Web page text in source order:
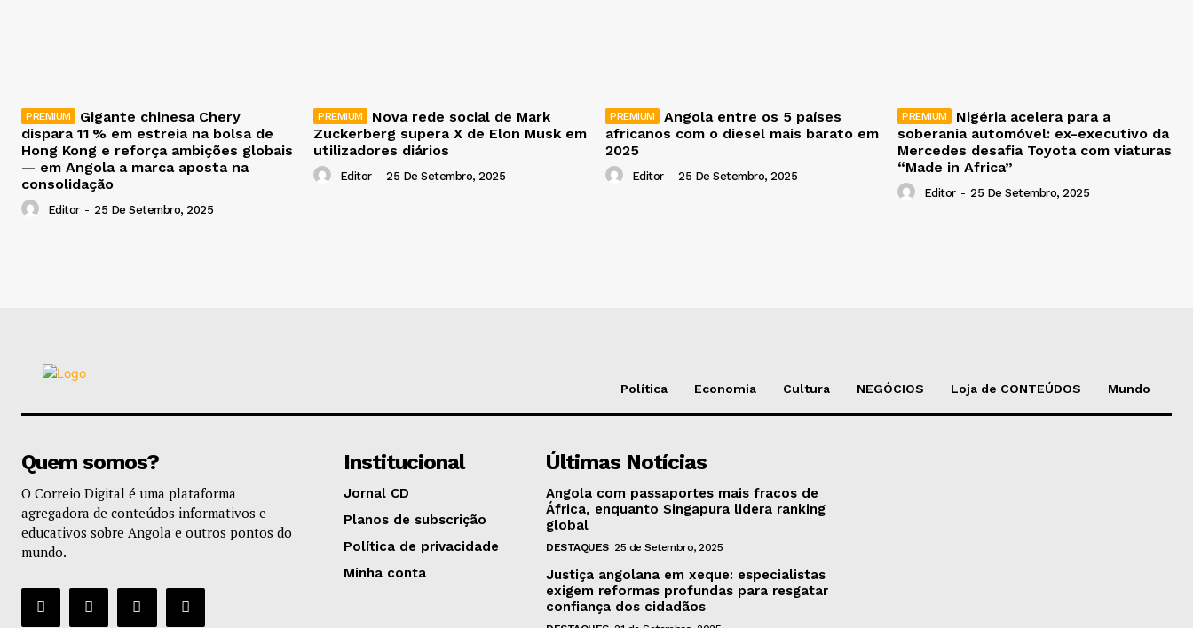
Gigante chinesa Chery
dispara 11 % em estreia na bolsa de
Hong Kong e reforça ambições globais
— em Angola a marca aposta na
consolidação
Editor - 25 De Setembro, 2025
Nova rede social de Mark
Zuckerberg supera X de Elon Musk em
utilizadores diários
Editor - 25 De Setembro, 2025
Angola entre os 5 países
africanos com o diesel mais barato em
2025
Editor - 25 De Setembro, 2025
Nigéria acelera para a
soberania automóvel: ex-executivo da
Mercedes desafia Toyota com viaturas
“Made in Africa”
Editor - 25 De Setembro, 2025
Política Economia Cultura NEGÓCIOS Loja de CONTEÚDOS Mundo
Quem somos?
O Correio Digital é uma plataforma
agregadora de conteúdos informativos e
educativos sobre Angola e outros pontos do
mundo.
Institucional
Jornal CD
Planos de subscrição
Política de privacidade
Minha conta
Últimas Notícias
Angola com passaportes mais fracos de
África, enquanto Singapura lidera ranking
global
DESTAQUES 25 de Setembro, 2025
Justiça angolana em xeque: especialistas
exigem reformas profundas para resgatar
confiança dos cidadãos